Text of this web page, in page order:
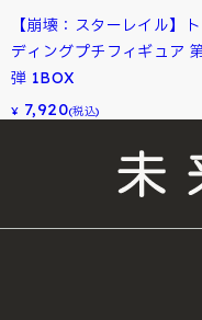
【崩壊：スターレイル】
ディングプチフィギュア
弾 1BOX
¥ 7,920(税込)